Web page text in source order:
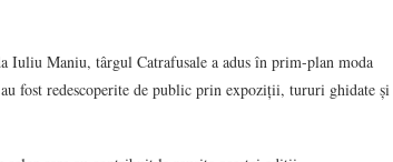
Iuliu Maniu, târgul Catrafusale a adus în prim-plan moda
fost redescoperite de public prin expoziții, tururi ghidate și